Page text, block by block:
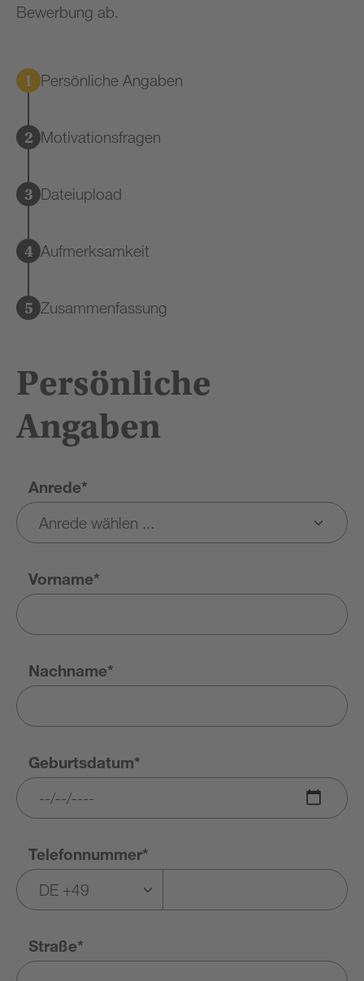
Bewerbung ab.
Persönliche Angaben
Motivationsfragen
Dateiupload
Aufmerksamkeit
Zusammenfassung
Persönliche
Angaben
Anrede*
Vorname*
Nachname*
Geburtsdatum*
Telefonnummer*
Straße*